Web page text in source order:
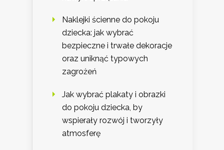
Naklejki ścienne do pokoju
dziecka: jak wybrać
bezpieczne i trwałe dekoracje
oraz uniknąć typowych
zagrożeń
Jak wybrać plakaty i obrazki
do pokoju dziecka, by
wspierały rozwój i tworzyły
atmosferę